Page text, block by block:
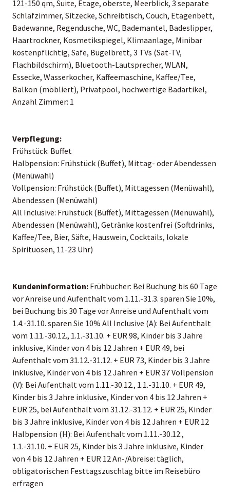
121-150 qm, Suite, Etage, oberste, Meerblick, 3 separate
Schlafzimmer, Sitzecke, Schreibtisch, Couch, Etagenbett,
Badewanne, Regendusche, WC, Bademantel, Badeslipper,
Haartrockner, Kosmetikspiegel, Klimaanlage, Minibar
kostenpflichtig, Safe, Bügelbrett, 3 TVs (Sat-TV,
Flachbildschirm), Bluetooth-Lautsprecher, WLAN,
Essecke, Wasserkocher, Kaffeemaschine, Kaffee/Tee,
Balkon (möbliert), Privatpool, hochwertige Badartikel,
Anzahl Zimmer: 1
Verpflegung:
Frühstück: Buffet
Halbpension: Frühstück (Buffet), Mittag- oder Abendessen
(Menüwahl)
Vollpension: Frühstück (Buffet), Mittagessen (Menüwahl),
Abendessen (Menüwahl)
All Inclusive: Frühstück (Buffet), Mittagessen (Menüwahl),
Abendessen (Menüwahl), Getränke kostenfrei (Softdrinks,
Kaffee/Tee, Bier, Säfte, Hauswein, Cocktails, lokale
Spirituosen, 11-23 Uhr)
Kundeninformation: Frühbucher: Bei Buchung bis 60 Tage
vor Anreise und Aufenthalt vom 1.11.-31.3. sparen Sie 10%,
bei Buchung bis 30 Tage vor Anreise und Aufenthalt vom
1.4.-31.10. sparen Sie 10% All Inclusive (A): Bei Aufenthalt
vom 1.11.-30.12., 1.1.-31.10. + EUR 98, Kinder bis 3 Jahre
inklusive, Kinder von 4 bis 12 Jahren + EUR 49, bei
Aufenthalt vom 31.12.-31.12. + EUR 73, Kinder bis 3 Jahre
inklusive, Kinder von 4 bis 12 Jahren + EUR 37 Vollpension
(V): Bei Aufenthalt vom 1.11.-30.12., 1.1.-31.10. + EUR 49,
Kinder bis 3 Jahre inklusive, Kinder von 4 bis 12 Jahren +
EUR 25, bei Aufenthalt vom 31.12.-31.12. + EUR 25, Kinder
bis 3 Jahre inklusive, Kinder von 4 bis 12 Jahren + EUR 12
Halbpension (H): Bei Aufenthalt vom 1.11.-30.12.,
1.1.-31.10. + EUR 25, Kinder bis 3 Jahre inklusive, Kinder
von 4 bis 12 Jahren + EUR 12 An-/Abreise: täglich,
obligatorischen Festtagszuschlag bitte im Reisebüro
erfragen